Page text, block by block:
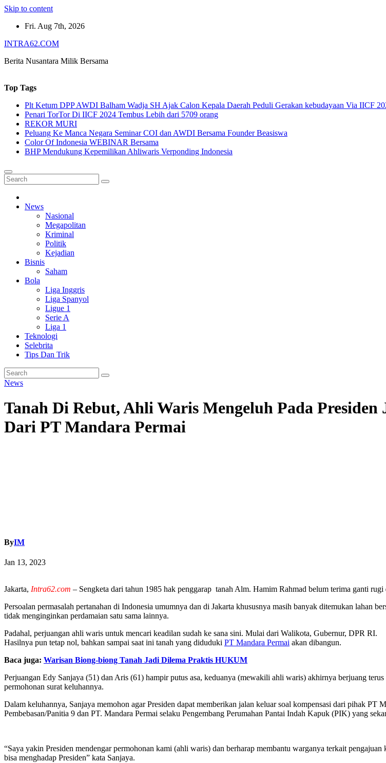
Skip to content
Fri. Aug 7th, 2026
INTRA62.COM
Berita Nusantara Milik Bersama
Top Tags
Plt Ketum DPP AWDI Balham Wadja SH Ajak Calon Kepala Daerah Peduli Gerakan kebudayaan Via IICF
Penari TorTor Di IICF 2024 Tembus Lebih dari 5709 orang
REKOR MURI
Peluang Ke Manca Negara Seminar COI dan AWDI Bersama Founder Beasiswa
Color Of Indonesia WEBINAR Bersama
BHP Mendukung Kepemilikan Ahliwaris Verponding Indonesia
News
Nasional
Megapolitan
Kriminal
Politik
Kejadian
Bisnis
Saham
Bola
Liga Inggris
Liga Spanyol
Ligue 1
Serie A
Liga 1
Teknologi
Selebrita
Tips Dan Trik
News
Tanah Di Rebut, Ahli Waris Mengeluh Pada
Dari PT Mandara Permai
ByIM
Jan 13, 2023
Jakarta, Intra62.com – Sengketa dari tahun 1985 hak penggarap tanah Alm. Hamim Rahmad belum terima ganti
Persoalan permasalah pertanahan di Indonesia umumnya dan di Jakarta khususnya masih banyak ditemukan lahan
tidak menginginkan perdamaian satu sama lainnya.
Padahal, perjuangan ahli waris untuk mencari keadilan sudah ke sana sini. Mulai dari Walikota, Gubernur, DPR RI.
Hasilnya pun tetap nol, bahkan sampai saat ini tanah yang diduduki PT Mandara Permai akan dibangun.
Baca juga: Warisan Biong-biong Tanah Jadi Dilema Praktis HUKUM
Perjuangan Edy Sanjaya (51) dan Aris (61) hampir putus asa, keduanya (mewakili ahli waris) akhirnya berjuang
permohonan surat keluhannya.
Dalam keluhannya, Sanjaya memohon agar Presiden dapat memberikan jalan keluar soal kompensasi dari pihak PT
Pembebasan/Panitia 9 dan PT. Mandara Permai selaku Pengembang Perumahan Pantai Indah Kapuk (PIK) yang
“Saya yakin Presiden mendengar permohonan kami (ahli waris) dan berharap membantu warganya terkait
bisa menghadap Presiden” kata Sanjaya.